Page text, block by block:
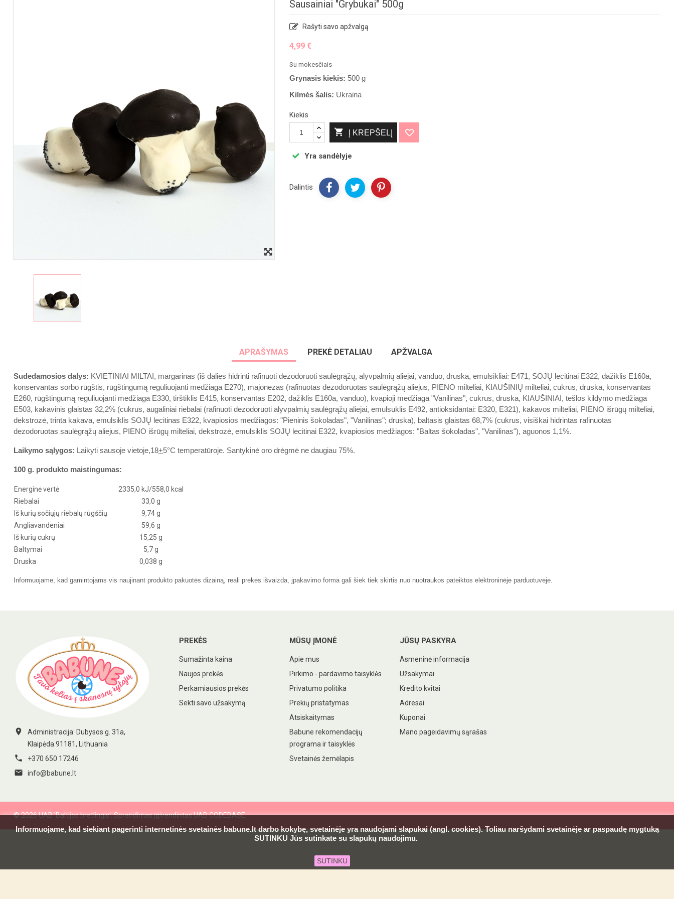
Sausainiai "Grybukai" 500g
Rašyti savo apžvalgą
4,99 €
Su mokesčiais
Grynasis kiekis: 500 g
Kilmės šalis: Ukraina
Kiekis
 Į KREPŠELĮ
Yra sandėlyje
Dalintis
APRAŠYMAS PREKĖ DETALIAU APŽVALGA
Sudedamosios dalys: KVIETINIAI MILTAI, margarinas (iš dalies hidrinti rafinuoti dezodoruoti saulėgrąžų, alyvpalmių aliejai, vanduo, druska, emulsikliai: E471, SOJŲ lecitinai E322, dažiklis E160a,
konservantas sorbo rūgštis, rūgštingumą reguliuojanti medžiaga E270), majonezas (rafinuotas dezodoruotas saulėgrąžų aliejus, PIENO milteliai, KIAUŠINIŲ milteliai, cukrus, druska, konservantas
E260, rūgštingumą reguliuojanti medžiaga E330, tirštiklis E415, konservantas E202, dažiklis E160a, vanduo), kvapioji medžiaga "Vanilinas", cukrus, druska, KIAUŠINIAI, tešlos kildymo medžiaga
E503, kakavinis glaistas 32,2% (cukrus, augaliniai riebalai (rafinuoti dezodoruoti alyvpalmių saulėgrąžų aliejai, emulsuklis E492, antioksidantai: E320, E321), kakavos milteliai, PIENO išrūgų milteliai,
dekstrozė, trinta kakava, emulsiklis SOJŲ lecitinas E322, kvapiosios medžiagos: "Pieninis šokoladas", "Vanilinas"; druska), baltasis glaistas 68,7% (cukrus, visiškai hidrintas rafinuotas
dezodoruotas saulėgrąžų aliejus, PIENO išrūgų milteliai, dekstrozė, emulsiklis SOJŲ lecitinai E322, kvapiosios medžiagos: "Baltas šokoladas", "Vanilinas"), aguonos 1,1%.
Laikymo sąlygos: Laikyti sausoje vietoje,18+5°C temperatūroje. Santykinė oro drėgmė ne daugiau 75%.
100 g. produkto maistingumas:
Energinė vertė
2335,0 kJ/558,0 kcal
Riebalai
33,0 g
Iš kurių sočiųjų riebalų rūgščių
9,74 g
Angliavandeniai
59,6 g
Iš kurių cukrų
15,25 g
Baltymai
5,7 g
Druska
0,038 g
Informuojame, kad gamintojams vis naujinant produkto pakuotės dizainą, reali prekės išvaizda, įpakavimo forma gali šiek tiek skirtis nuo nuotraukos pateiktos elektroninėje parduotuvėje.

Administracija: Dubysos g. 31a,
Klaipėda 91181, Lithuania
 +370 650 17246
 info@babune.lt
PREKĖS
Sumažinta kaina
Naujos prekės
Perkamiausios prekės
Sekti savo užsakymą
MŪSŲ ĮMONĖ
Apie mus
Pirkimo - pardavimo taisyklės
Privatumo politika
Prekių pristatymas
Atsiskaitymas
Babune rekomendacijų
programa ir taisyklės
Svetainės žemėlapis
JŪSŲ PASKYRA
Asmeninė informacija
Užsakymai
Kredito kvitai
Adresai
Kuponai
Mano pageidavimų sąrašas
Informuojame, kad siekiant pagerinti internetinės svetainės babune.lt darbo kokybę, svetainėje yra naudojami slapukai (angl. cookies). Toliau naršydami svetainėje ar paspaudę mygtuką
SUTINKU Jūs sutinkate su slapukų naudojimu.
SUTINKU
© 2026 UAB 'Baltijos bretlingis'. Sprendimas įgivendintas UAB CODEBASE.